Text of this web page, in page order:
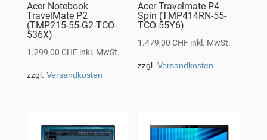
Acer Notebook
TravelMate P2
(TMP215-55-G2-TCO-
536X)
1.299,00 CHF inkl. MwSt.
zzgl. Versandkosten
Acer Travelmate P4
Spin (TMP414RN-55-
TCO-55Y6)
1.479,00CHF inkl. MwSt.
zzgl.Versandkosten